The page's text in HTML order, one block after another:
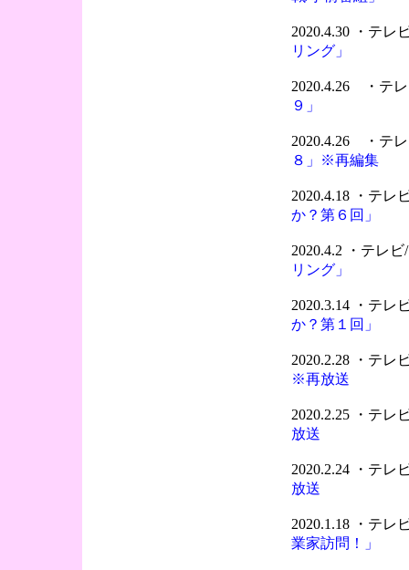
2020.4.30 ・テレ
リング」
2020.4.26 ・テ
９」
2020.4.26 ・テ
８」※再編集
2020.4.18 ・テレ
か？第６回」
2020.4.2 ・テレ
リング」
2020.3.14 ・テレ
か？第１回」
2020.2.28 ・テレ
※再放送
2020.2.25 ・テレ
放送
2020.2.24 ・テレ
放送
2020.1.18 ・テレ
業家訪問！」